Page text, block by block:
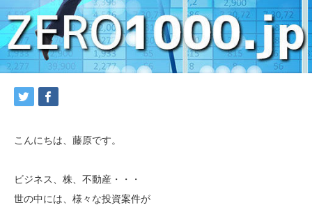
こんにちは、藤原です。
ビジネス、株、不動産・・・
世の中には、様々な投資案件が